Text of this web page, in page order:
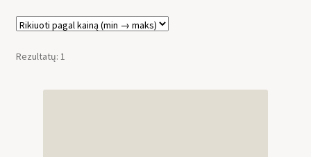
Rezultatų: 1